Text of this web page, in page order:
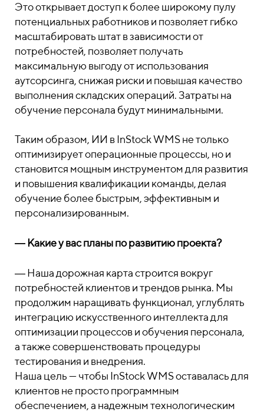
Это открывает доступ к более широкому пулу
потенциальных работников и позволяет гибко
масштабировать штат в зависимости от
потребностей, позволяет получать
максимальную выгоду от использования
аутсорсинга, снижая риски и повышая качество
выполнения складских операций. Затраты на
обучение персонала будут минимальными.
Таким образом, ИИ в InStock WMS не только
оптимизирует операционные процессы, но и
становится мощным инструментом для развития
и повышения квалификации команды, делая
обучение более быстрым, эффективным и
персонализированным.
― Какие у вас планы по развитию проекта?
―Наша дорожная карта строится вокруг
потребностей клиентов и трендов рынка. Мы
продолжим наращивать функционал, углублять
интеграцию искусственного интеллекта для
оптимизации процессов и обучения персонала,
а также совершенствовать процедуры
тестирования и внедрения.
Наша цель — чтобы InStock WMS оставалась для
клиентов не просто программным
обеспечением, а надежным технологическим